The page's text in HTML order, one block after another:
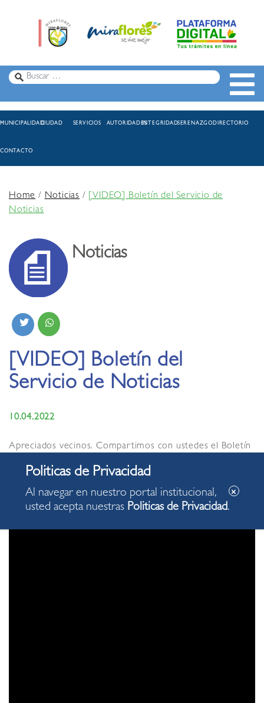
MUNICIPALIDADCIUDAD SERVICIOS AUTORIDADESINTEGRIDADSERENAZGODIRECTORIO
CONTACTO
Home/Noticias /
[VIDEO] Boletín del Servicio de
Noticias
Noticias
[VIDEO] Boletín del
Servicio de Noticias
10.04.2022
Apreciados vecinos. Compartimos con ustedes el Boletín
con algunas de las acciones desarrolladas en nuestro
distrito.
Al navegar en nuestro portal institucional,
usted acepta nuestras Politicas de Privacidad.